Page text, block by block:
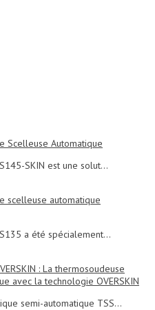
Scelleuse Automatique
SKIN est une solut...
scelleuse automatique
a été spécialement...
: La thermosoudeuse
avec la technologie OVERSKIN
semi-automatique TSS...